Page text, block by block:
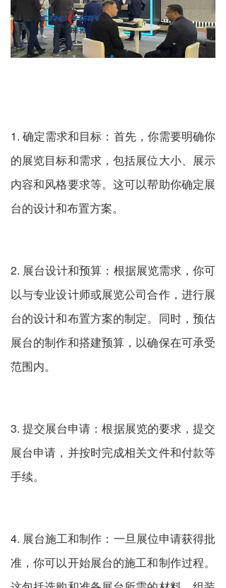
1. 确定需求和目标：首先，你需要明确你
的展览目标和需求，包括展位大小、展示
内容和风格要求等。这可以帮助你确定展
台的设计和布置方案。
2. 展台设计和预算：根据展览需求，你可
以与专业设计师或展览公司合作，进行展
台的设计和布置方案的制定。同时，预估
展台的制作和搭建预算，以确保在可承受
范围内。
3. 提交展台申请：根据展览的要求，提交
展台申请，并按时完成相关文件和付款等
手续。
4. 展台施工和制作：一旦展位申请获得批
准，你可以开始展台的施工和制作过程。